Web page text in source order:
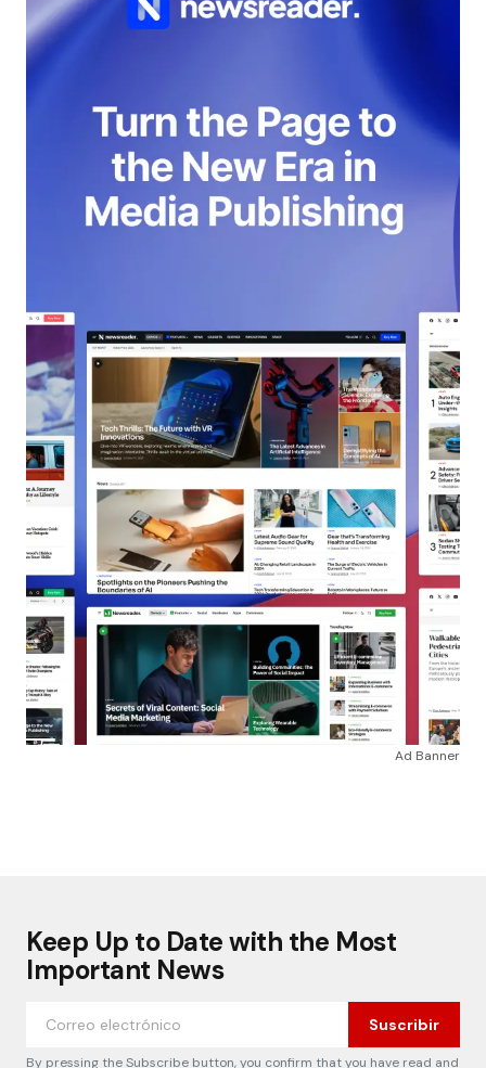
Ad Banner
Keep Up to Date with the Most
Important News
Suscribir
By pressing the Subscribe button, you confirm that you have read and